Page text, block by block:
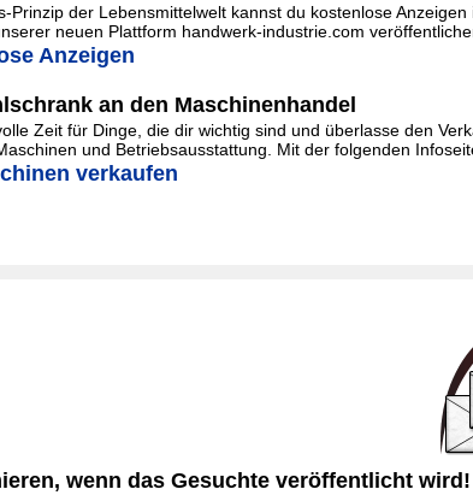
Prinzip der Lebensmittelwelt kannst du kostenlose Anzeigen
neuen Plattform handwerk-industrie.com
Anzeigen
an den Maschinenhandel
Zeit für Dinge, die dir wichtig sind und überlasse den
und Betriebsausstattung. Mit der folgenden
verkaufen
wenn das Gesuchte veröffentlicht wird!